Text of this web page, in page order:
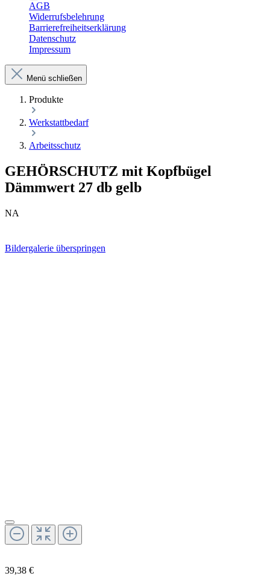
AGB
Widerrufsbelehrung
Barrierefreiheitserklärung
Datenschutz
Impressum
Menü schließen
Produkte
Werkstattbedarf
Arbeitsschutz
GEHÖRSCHUTZ mit Kopfbügel
Dämmwert 27 db gelb
NA
Bildergalerie überspringen
39,38 €